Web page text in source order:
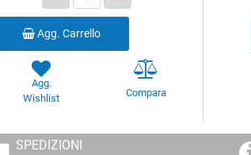
Agg. Carrello
Agg.
Wishlist
Compara
SPEDIZIONI